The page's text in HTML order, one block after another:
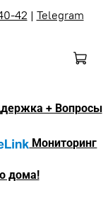
42 | Telegram
+ Вопросы
Мониторинг
дома!